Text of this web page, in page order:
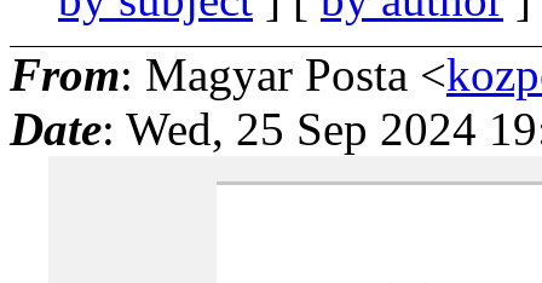
From: Magyar Posta <
Date: Wed, 25 Sep 2024